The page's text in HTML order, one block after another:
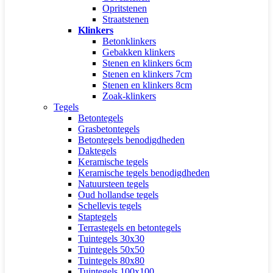
Opritstenen
Straatstenen
Klinkers
Betonklinkers
Gebakken klinkers
Stenen en klinkers 6cm
Stenen en klinkers 7cm
Stenen en klinkers 8cm
Zoak-klinkers
Tegels
Betontegels
Grasbetontegels
Betontegels benodigdheden
Daktegels
Keramische tegels
Keramische tegels benodigdheden
Natuursteen tegels
Oud hollandse tegels
Schellevis tegels
Staptegels
Terrastegels en betontegels
Tuintegels 30x30
Tuintegels 50x50
Tuintegels 80x80